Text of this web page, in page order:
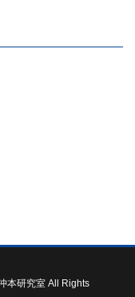
本研究室 All Rights